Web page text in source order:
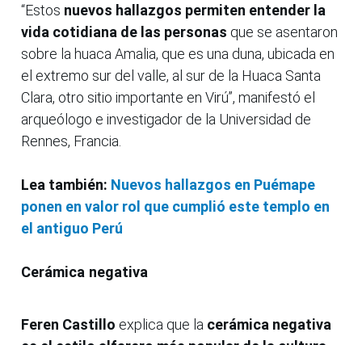
“Estos nuevos hallazgos permiten entender la
vida cotidiana de las personas que se asentaron
sobre la huaca Amalia, que es una duna, ubicada en
el extremo sur del valle, al sur de la Huaca Santa
Clara, otro sitio importante en Virú”, manifestó el
arqueólogo e investigador de la Universidad de
Rennes, Francia.
Lea también: Nuevos hallazgos en Puémape
ponen en valor rol que cumplió este templo en
el antiguo Perú
Cerámica negativa
Feren Castillo explica que la cerámica negativa